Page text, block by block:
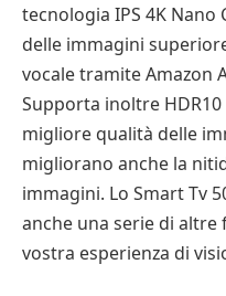
tecnologia IPS 4K Nano
delle immagini
vocale tramite Amazon
Supporta inoltre
migliore qualità delle
migliorano anche la
immagini. Lo Smart Tv
anche una serie di
vostra esperienza di